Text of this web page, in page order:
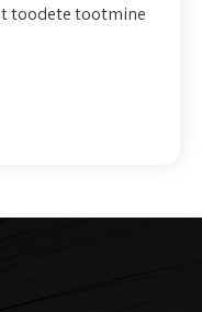
toodete tootmine